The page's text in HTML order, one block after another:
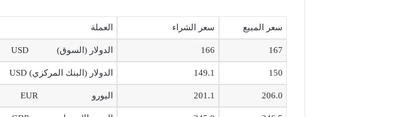
سعر المبيع سعر الشراء العملة
167
166 الدولار (السوق) USD
150
149.1 الدولار (البنك المركزي) USD
206.0
201.1 اليورو EUR